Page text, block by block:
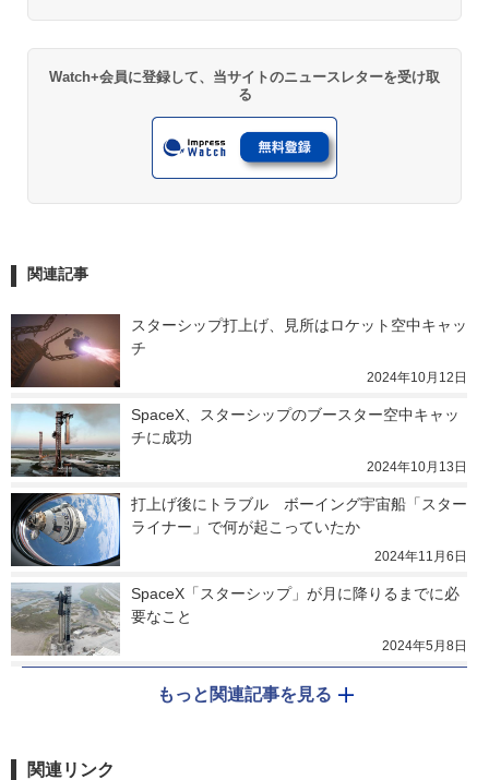
Watch+会員に登録して、当サイトのニュースレターを受け取
る
関連記事
スターシップ打上げ、見所はロケット空中キャッ
チ
2024年10月12日
SpaceX、スターシップのブースター空中キャッ
チに成功
2024年10月13日
打上げ後にトラブル　ボーイング宇宙船「スター
ライナー」で何が起こっていたか
2024年11月6日
SpaceX「スターシップ」が月に降りるまでに必
要なこと
2024年5月8日
もっと関連記事を見る
関連リンク